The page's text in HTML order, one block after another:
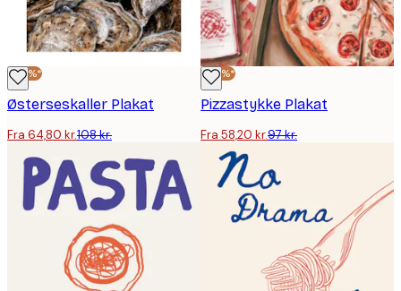
-40%*
Østerseskaller Plakat
Fra 64,80 kr.108 kr.
-40%*
Pizzastykke Plakat
Fra 58,20 kr.97 kr.